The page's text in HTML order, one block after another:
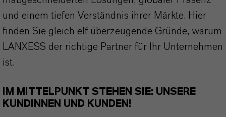
und einem tiefen Verständnis ihrer Märkte. Hier
finden Sie gleich elf überzeugende Gründe, warum
LANXESS der richtige Partner für Ihr Unternehmen
ist.
IM MITTELPUNKT STEHEN SIE: UNSERE
KUNDINNEN UND KUNDEN!